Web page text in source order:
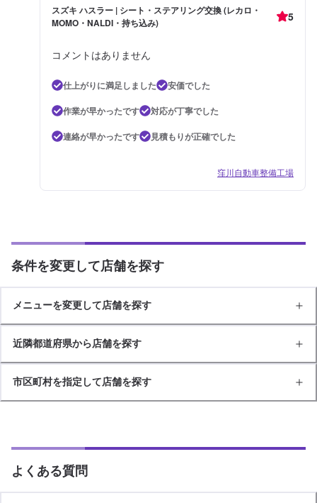
スズキ ハスラー | シート・ステアリング交換 (レカロ・
MOMO・NALDI・持ち込み)
5
コメントはありません
仕上がりに満足しました
安価でした
作業が早かったです
対応が丁寧でした
連絡が早かったです
見積もりが正確でした
窪川自動車整備工場
条件を変更して店舗を探す
メニューを変更して店舗を探す
近隣都道府県から店舗を探す
市区町村を指定して店舗を探す
よくある質問